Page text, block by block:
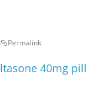
Permalink
40mg pill